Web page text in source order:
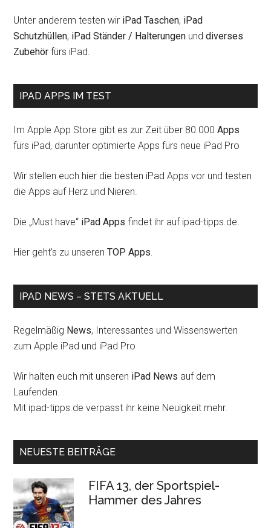
Unter anderem testen wir iPad Taschen, iPad
Schutzhüllen, iPad Ständer / Halterungen unddiverses
Zubehör fürs iPad.
IPAD APPS IM TEST
Im Apple App Store gibt es zur Zeit über 80.000Apps
fürs iPad, darunter optimierte Apps fürs neue iPad Pro
Wir stellen euch hier die besten iPad Apps vor und testen
die Apps auf Herz und Nieren.
Die „Must have“ iPad Apps findet ihr auf ipad-tipps.de.
Hier geht's zu unserenTOP Apps.
IPAD NEWS – STETS AKTUELL
Regelmäßig News, Interessantes und Wissenswerten
zum Apple iPad und iPad Pro
Wir halten euch mit unseren iPad News auf dem
Laufenden.
Mit ipad-tipps.de verpasst ihr keine Neuigkeit mehr.
NEUESTE BEITRÄGE
FIFA 13, der Sportspiel-
Hammer des Jahres